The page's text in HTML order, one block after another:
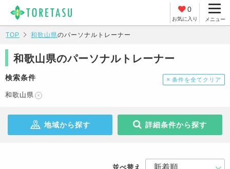
メニュー
0
お気に入り
TOP 和歌山県のパーソナルトレーナー
和歌山県のパーソナルトレーナー
検索条件 条件を全てクリア
和歌山県
地域から探す 詳細条件から探す
並べ替え